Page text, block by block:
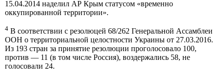
15.04.2014 наделил АР Крым статусом «временно
оккупированной территории».
4 В соответствии с резолюцей 68/262 Генеральной Ассамблеи
ООН о территориальной целостности Украины от 27.03.2016.
Из 193 стран за принятие резолюции проголосовало 100,
против — 11 (в том числе Россия), воздержались 58, не
голосовали 24.